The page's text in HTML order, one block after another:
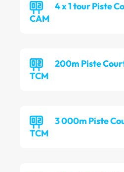
4 x 1 tour Piste
CAM
200m Piste
TCM
3 000m Piste
TCM